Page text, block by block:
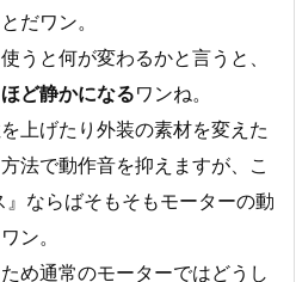
だワン。
うと何が変わるかと言うと、
ど静かになるワンね。
上げたり外装の素材を変えた
法で動作音を抑えますが、こ
ならばそもそもモーターの動
ン。
め通常のモーターではどうし